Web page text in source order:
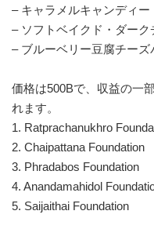
– キャラメルキャンディー
– ソフトベイクド・ダー
– ブルーベリー豆腐チーズ
価格は500Bで、収益の一
れます。
1. Ratprachanukhro
2. Chaipattana Foundation
3. Phradabos Foundation
4. Anandamahidol
5. Saijaithai Foundation